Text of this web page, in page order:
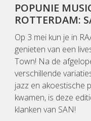
POPUNIE
ROTTERDAM:
Op 3 mei kun je in
genieten van een
Town! Na de
verschillende
jazz en akoestische
kwamen, is deze
klanken van SAN!